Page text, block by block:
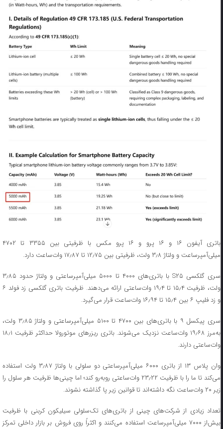
باتری آیفون ۱۶ و ۱۶ پرو و ۱۶ پرو مکس با ظرفیتی بین ۳۳۵۵ تا ۴۷۰۲
میلی‌آمپرساعت و ولتاژ ۳٫۸ ولت، ظرفیتی بین ۱۲٫۷۵ تا ۱۷٫۸۷ وات‌ساعت دارد.
سری گلکسی S۲۵ با باتری‌های ۴۰۰۰ تا ۵۰۰۰ میلی‌آمپرساعتی و ولتاژ حدود ۳٫۸۵
ولت، ظرفیت ۱۵٫۴ تا ۱۹٫۴ وات‌ساعتی ارائه می‌دهند. ظرفیت باتری گلکسی زد فولد ۶
و زد فلیپ ۶ بین ۱۵٫۴ تا ۱۶٫۹۴ وات‌ساعت قرار می‌گیرد.
سری پیکسل ۹ با باتری‌های بین ۴۷۰۰ تا ۵۱۰۰ میلی‌آمپرساعتی و ولتاژ ۳٫۸۵ ولت،
به‌مرز ۱۹٫۶۸ وات‌ساعت نزدیک می‌شوند. باتری ریزرهای موتورولا حداکثر ظرفیت ۱۸٫۱
وات‌ساعتی دارند.
وان‌ پلاس ۱۳ از باتری ۶۰۰۰ میلی‌آمپرساعتی دو سلولی با ولتاژ ۳٫۸۷ ولت استفاده
می‌کند تا ما را با ظرفیت ۲۳٫۲۲ وات‌ساعتی روبه‌رو کند؛ اما چینی‌ها ظرفیت هر سلول را
زیر ۲۰ وات‌ساعت نگه داشته‌اند تا قوانین زیر پا گذاشته نشوند.
تعداد زیادی از شرکت‌های چینی از باتری‌های تک‌سلولی سیلیکون کربنی با ظرفیت
بیش‌از ۷۰۰۰ میلی‌آمپرساعت استفاده می‌کنند و اکثراً روی فروش بر بازار داخلی تمرکز